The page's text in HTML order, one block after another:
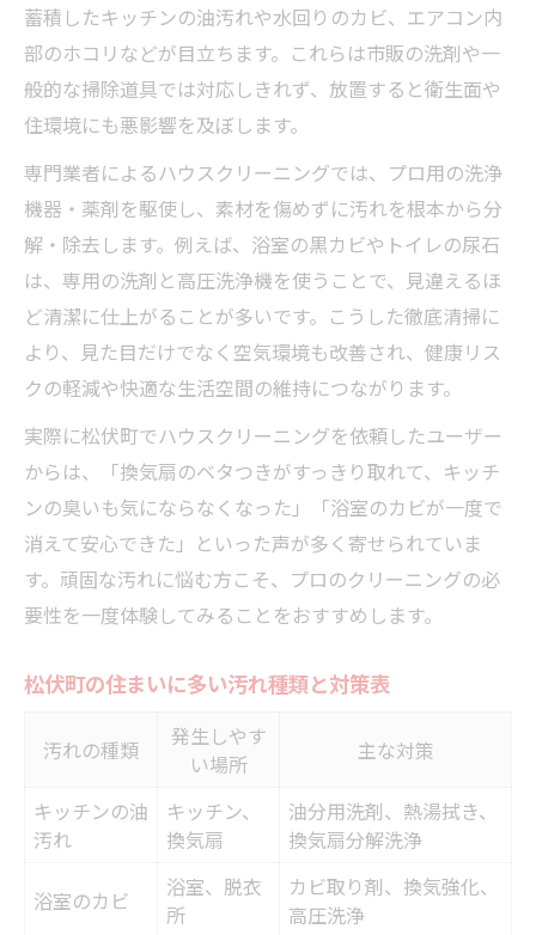
家族の健康を守るための清掃頻度の目安
松伏町ならではの安心依頼ポイント
地域密着型ハウスクリーニングの強み一覧
松伏町で信頼される依頼先の特徴
地元利用者が重視する安心ポイント
ハウスクリーニング依頼時の確認事項
トラブル回避のための事前準備とは
信頼重視で選ぶハウスクリーニング業者術
信頼できる業者選び比較ポイント表
口コミや実績を活かした選定方法
ハウスクリーニング業者選びの落とし穴
スタッフ対応力が安心感につながる理由
失敗しないための質問リスト活用術
年間清掃頻度をプロ目線で解説
家庭環境別ハウスクリーニング頻度早見表
ペットやアレルギー体質家庭の清掃目安
年1回のプロ清掃が推奨される理由
日常と業者清掃の最適なバランスとは
間取り別の清掃頻度を考えるポイント
見積もり比較で分かるハウスクリーニング
追加料金発生を防ぐための確認事項
蓄積したキッチンの油汚れや水回りのカビ、エアコン内
部のホコリなどが目立ちます。これらは市販の洗剤や一
般的な掃除道具では対応しきれず、放置すると衛生面や
住環境にも悪影響を及ぼします。
専門業者によるハウスクリーニングでは、プロ用の洗浄
機器・薬剤を駆使し、素材を傷めずに汚れを根本から分
解・除去します。例えば、浴室の黒カビやトイレの尿石
は、専用の洗剤と高圧洗浄機を使うことで、見違えるほ
ど清潔に仕上がることが多いです。こうした徹底清掃に
より、見た目だけでなく空気環境も改善され、健康リス
クの軽減や快適な生活空間の維持につながります。
実際に松伏町でハウスクリーニングを依頼したユーザー
からは、「換気扇のベタつきがすっきり取れて、キッチ
ンの臭いも気にならなくなった」「浴室のカビが一度で
消えて安心できた」といった声が多く寄せられていま
す。頑固な汚れに悩む方こそ、プロのクリーニングの必
要性を一度体験してみることをおすすめします。
松伏町の住まいに多い汚れ種類と対策表
汚れの種類
発生しやす
い場所
主な対策
キッチンの油
汚れ
キッチン、
換気扇
油分用洗剤、熱湯拭き、
換気扇分解洗浄
浴室のカビ
浴室、脱衣
所
カビ取り剤、換気強化、
高圧洗浄